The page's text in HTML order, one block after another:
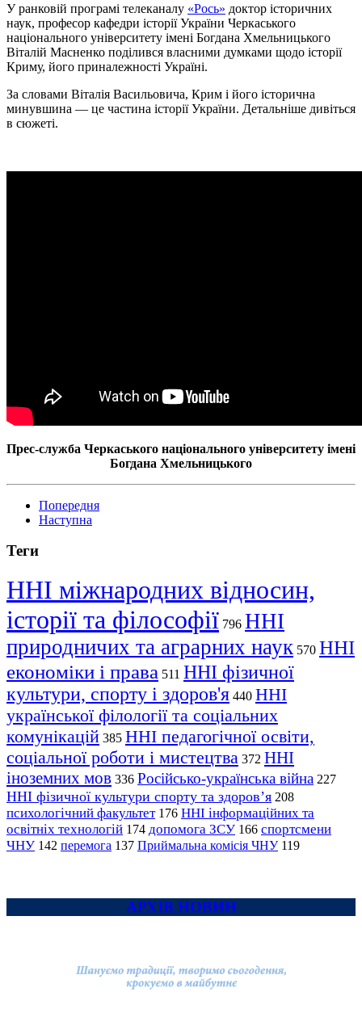
У ранковій програмі телеканалу «Рось» доктор історичних
наук, професор кафедри історії України Черкаського
національного університету імені Богдана Хмельницького
Віталій Масненко поділився власними думками щодо історії
Криму, його приналежності Україні.
За словами Віталія Васильовича, Крим і його історична
минувшина — це частина історії України. Детальніше дивіться
в сюжеті.
Прес-служба Черкаського національного університету імені
Богдана Хмельницького
Попередня
Наступна
Теги
ННІ міжнародних відносин,
історії та філософії 796 ННІ
природничих та аграрних наук 570 ННІ
економіки і права 511 ННІ фізичної
культури, спорту і здоров'я 440 ННІ
української філології та соціальних
комунікацій 385 ННІ педагогічної освіти,
соціальної роботи і мистецтва 372 ННІ
іноземних мов 336 Російсько-українська війна 227
ННІ фізичної культури спорту та здоров’я 208
психологічний факультет 176 ННІ інформаційних та
освітніх технологій 174 допомога ЗСУ 166 спортсмени
ЧНУ 142 перемога 137 Приймальна комісія ЧНУ 119
АРХІВ НОВИН